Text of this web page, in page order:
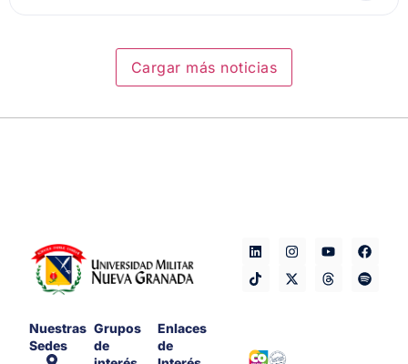
Cargar más noticias
Nuestras
Sedes
Grupos
de
Enlaces
de